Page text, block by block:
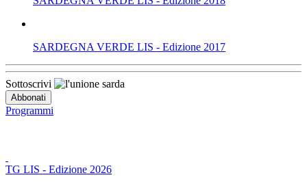
SARDEGNA VERDE LIS - Edizione 2017
Sottoscrivi
Programmi
TG LIS - Edizione 2026